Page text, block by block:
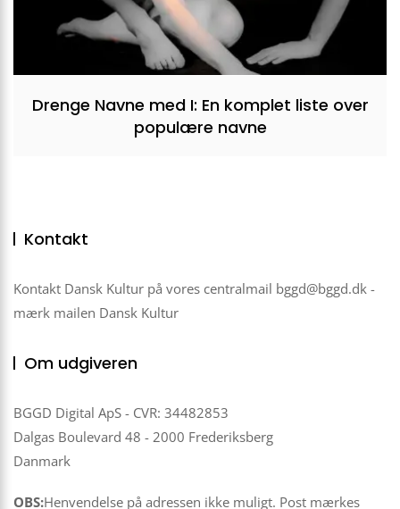
Drenge Navne med I: En komplet liste over
populære navne
Kontakt
Kontakt Dansk Kultur på vores centralmail bggd@bggd.dk -
mærk mailen Dansk Kultur
Om udgiveren
BGGD Digital ApS - CVR: 34482853
Dalgas Boulevard 48 - 2000 Frederiksberg
Danmark
OBS:Henvendelse på adressen ikke muligt. Post mærkes